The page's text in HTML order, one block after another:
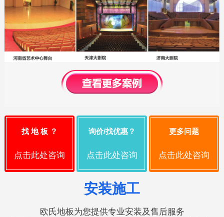
找 地 板 ？
点击此处咨询
询价/找优惠？
点击此处咨询
更多问题
点击此处咨询
安装施工
欧氏地板为您提供专业安装及售后服务